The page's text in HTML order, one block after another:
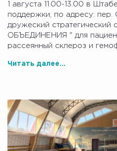
1 августа 11.00-13.00 в
поддержки, по адресу: пер.
дружеский
ОБЪЕДИНЕНИЯ " для
рассеянный склероз и
Читать далее...